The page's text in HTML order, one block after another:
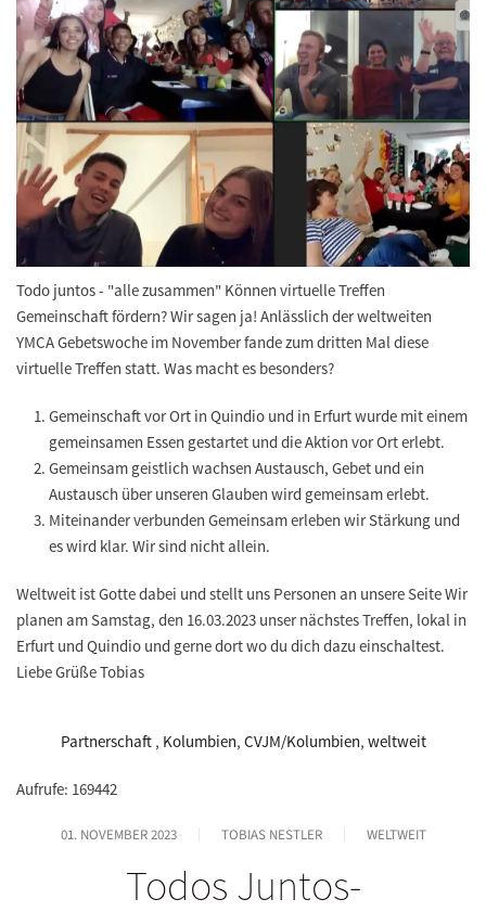
Todo juntos - "alle zusammen" Können virtuelle Treffen
Gemeinschaft fördern? Wir sagen ja! Anlässlich der weltweiten
YMCA Gebetswoche im November fande zum dritten Mal diese
virtuelle Treffen statt. Was macht es besonders?
Gemeinschaft vor Ort in Quindio und in Erfurt wurde mit einem
gemeinsamen Essen gestartet und die Aktion vor Ort erlebt.
Gemeinsam geistlich wachsen Austausch, Gebet und ein
Austausch über unseren Glauben wird gemeinsam erlebt.
Miteinander verbunden Gemeinsam erleben wir Stärkung und
es wird klar. Wir sind nicht allein.
Weltweit ist Gotte dabei und stellt uns Personen an unsere Seite Wir
planen am Samstag, den 16.03.2023 unser nächstes Treffen, lokal in
Erfurt und Quindio und gerne dort wo du dich dazu einschaltest.
Liebe Grüße Tobias
Partnerschaft , Kolumbien, CVJM/Kolumbien, weltweit
Aufrufe: 169442
01. NOVEMBER 2023 TOBIAS NESTLER WELTWEIT
Todos Juntos-